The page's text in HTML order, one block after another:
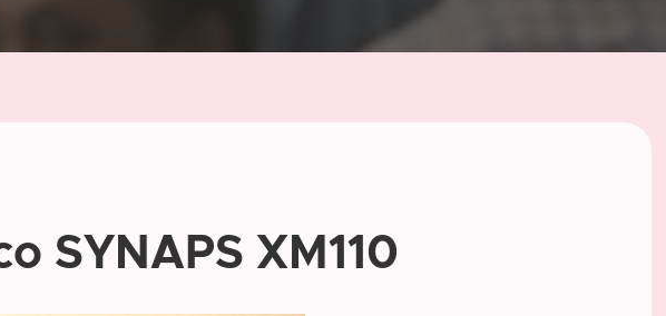
SYNAPS XM110